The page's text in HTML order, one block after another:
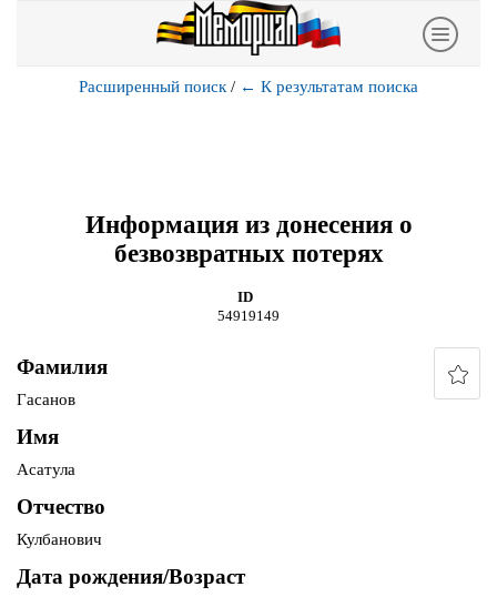
Расширенный поиск / ← К результатам поиска
Информация из донесения о
безвозвратных потерях
ID
54919149
Фамилия
Гасанов
Имя
Асатула
Отчество
Кулбанович
Дата рождения/Возраст